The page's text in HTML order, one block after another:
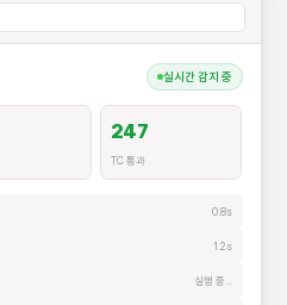
실시간 감지 중
247
TC 통과
0.8s
1.2s
실행 중...